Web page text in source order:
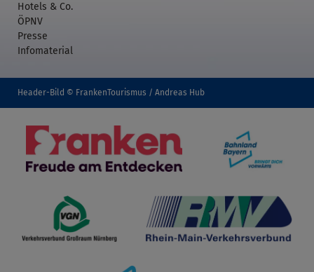
Hotels & Co.
ÖPNV
Presse
Infomaterial
Header-Bild © FrankenTourismus / Andreas Hub